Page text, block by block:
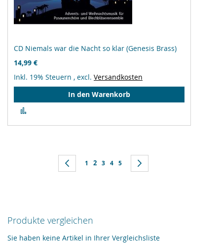
CD Niemals war die Nacht so klar (Genesis Brass)
14,99 €
Inkl. 19% Steuern , excl. Versandkosten
In den Warenkorb
hinzufügen
Seite
Seite
Zurück
Seite
1 Sie lesen gerade Seite
2 Seite
3 Seite
4 Seite
5
Produkte vergleichen
Sie haben keine Artikel in Ihrer Vergleichsliste